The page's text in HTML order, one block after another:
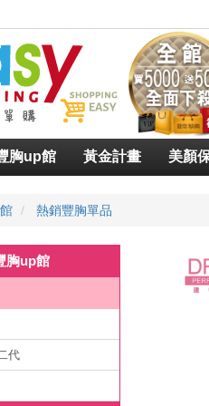
胸up館 黃金計畫 美顏
熱銷豐胸單品
胸up館
代